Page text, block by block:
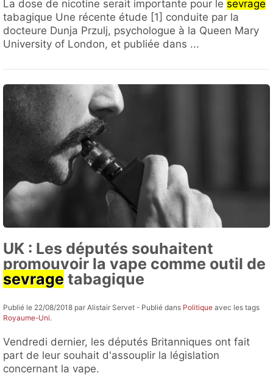
La dose de nicotine serait importante pour le sevrage
tabagique Une récente étude [1] conduite par la
docteure Dunja Przulj, psychologue à la Queen Mary
University of London, et publiée dans ...
UK : Les députés souhaitent
promouvoir la vape comme outil de
sevrage tabagique
Publié le 22/08/2018 par Alistair Servet - Publié dans Politique avec les tags
Royaume-Uni.
Vendredi dernier, les députés Britanniques ont fait
part de leur souhait d'assouplir la législation
concernant la vape.